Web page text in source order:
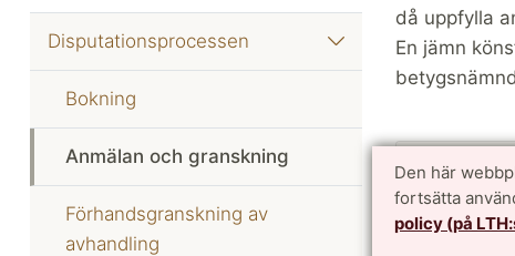
Den här
fortsätta
policy (på
Disputationsprocessen
Bokning
Anmälan och granskning
Förhandsgranskning av
avhandling
då uppfylla
En jämn
Handlingar